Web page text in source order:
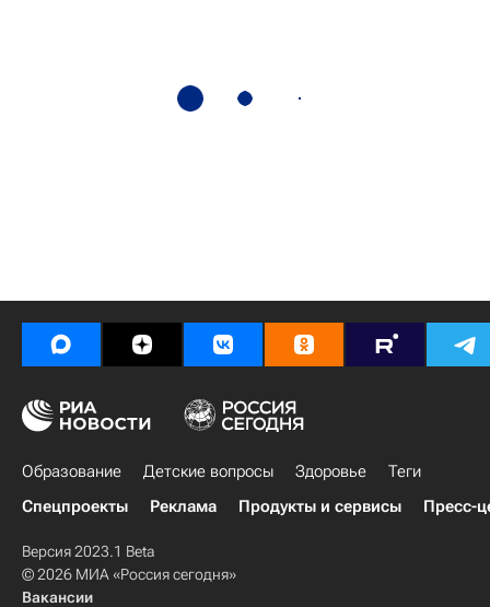
Образование Детские вопросы Здоровье
Теги
Спецпроекты
Реклама Продукты и сервисы Пресс-
Версия 2023.1 Beta
© 2026 МИА «Россия сегодня»
Вакансии